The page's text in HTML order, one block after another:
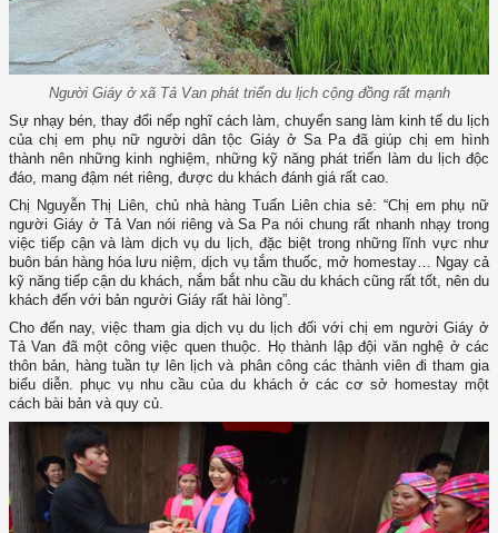
Người Giáy ở xã Tả Van phát triển du lịch cộng đồng rất mạnh
Sự nhạy bén, thay đổi nếp nghĩ cách làm, chuyển sang làm kinh tế du lịch
của chị em phụ nữ người dân tộc Giáy ở Sa Pa đã giúp chị em hình
thành nên những kinh nghiệm, những kỹ năng phát triển làm du lịch độc
đáo, mang đậm nét riêng, được du khách đánh giá rất cao.
Chị Nguyễn Thị Liên, chủ nhà hàng Tuấn Liên chia sẻ: “Chị em phụ nữ
người Giáy ở Tả Van nói riêng và Sa Pa nói chung rất nhanh nhạy trong
việc tiếp cận và làm dịch vụ du lịch, đặc biệt trong những lĩnh vực như
buôn bán hàng hóa lưu niệm, dịch vụ tắm thuốc, mở homestay… Ngay cả
kỹ năng tiếp cận du khách, nắm bắt nhu cầu du khách cũng rất tốt, nên du
khách đến với bản người Giáy rất hài lòng”.
Cho đến nay, việc tham gia dịch vụ du lịch đối với chị em người Giáy ở
Tả Van đã một công việc quen thuộc. Họ thành lập đội văn nghệ ở các
thôn bản, hàng tuần tự lên lịch và phân công các thành viên đi tham gia
biểu diễn. phục vụ nhu cầu của du khách ở các cơ sở homestay một
cách bài bản và quy củ.